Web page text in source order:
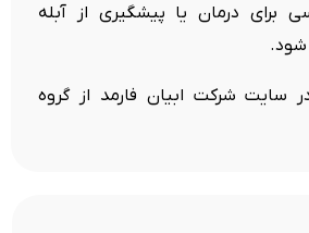
برای درمان یا پیشگیری از آبله
شود.
سایت شرکت ابیان فارمد از گروه